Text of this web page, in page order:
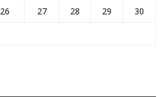
26 27 28 29
30